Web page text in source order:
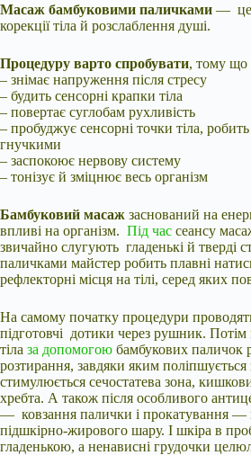
Масаж бамбуковими паличками — це
корекції тіла й розслаблення душі.
Процедуру варто спробувати, тому що
– знімає напруження після стресу
– будить сенсорні крапки тіла
– повертає суглобам рухливість
– пробуджує сенсорні точки тіла,
гнучкими
– заспокоює нервову систему
– тонізує й зміцнює весь організм
Бамбуковий масаж заснований на
впливі на організм. Під час сеансу
звичайно слугують гладенькі й тверді
паличками майстер робить плавні
рефлекторні місця на тілі, серед яких
На самому початку процедури проводять
підготовчі дотики через рушник. Потім
тіла за допомогою бамбукових паличок
розтирання, завдяки яким поліпшується
стимулюється сечостатева зона,
хребта. А також після особливого
— ковзання палички і прокатування —
підшкірно-жирового шару. І шкіра в
гладенькою, а ненависні грудочки